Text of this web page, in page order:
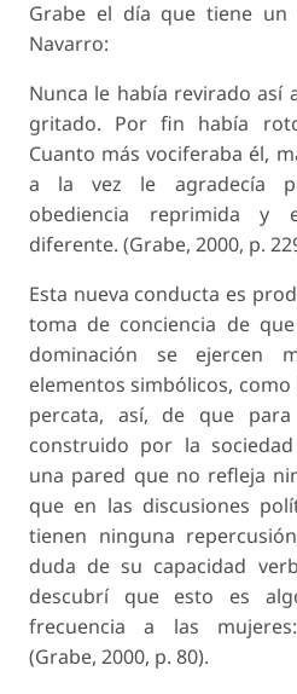
Grabe el día que tiene un
Navarro:
Nunca le había revirado así
gritado. Por fin había
Cuanto más vociferaba él,
a la vez le agradecía
obediencia reprimida y
diferente. (Grabe, 2000, p.
Esta nueva conducta es
toma de conciencia de
dominación se ejercen
elementos simbólicos,
percata, así, de que
construido por la
una pared que no refleja
que en las discusiones
tienen ninguna
duda de su capacidad
descubrí que esto es
frecuencia a las
(Grabe, 2000, p. 80).